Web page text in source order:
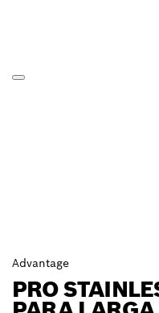
Advantage
PRO